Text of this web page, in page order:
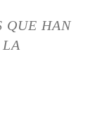
QUE HAN